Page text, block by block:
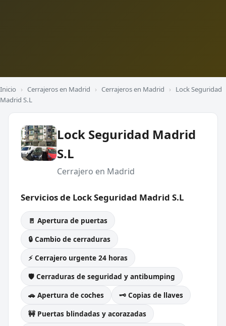
Inicio › Cerrajeros en Madrid › Cerrajeros en Madrid › Lock Seguridad
Madrid S.L
Lock Seguridad Madrid
S.L
Cerrajero en Madrid
Servicios de Lock Seguridad Madrid S.L
🚪 Apertura de puertas
🔒 Cambio de cerraduras
⚡ Cerrajero urgente 24 horas
🛡️ Cerraduras de seguridad y antibumping
🚗 Apertura de coches
🗝️ Copias de llaves
🚧 Puertas blindadas y acorazadas